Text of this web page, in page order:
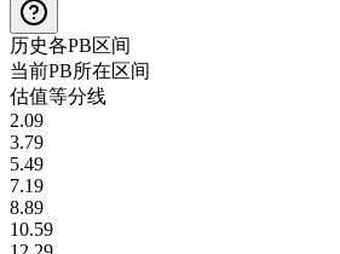
历史各PB区间
当前PB所在区间
估值等分线
2.09
3.79
5.49
7.19
8.89
10.59